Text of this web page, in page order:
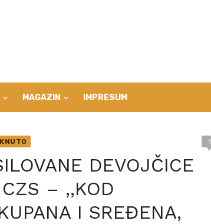
MAGAZIN IMPRESUM
1
DEVOJČICE
– ,,KOD
I SREĐENA,